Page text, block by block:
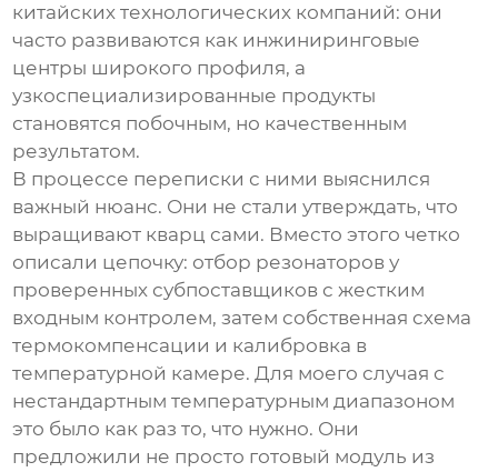
китайских технологических компаний: они
часто развиваются как инжиниринговые
центры широкого профиля, а
узкоспециализированные продукты
становятся побочным, но качественным
результатом.
В процессе переписки с ними выяснился
важный нюанс. Они не стали утверждать, что
выращивают кварц сами. Вместо этого четко
описали цепочку: отбор резонаторов у
проверенных субпоставщиков с жестким
входным контролем, затем собственная схема
термокомпенсации и калибровка в
температурной камере. Для моего случая с
нестандартным температурным диапазоном
это было как раз то, что нужно. Они
предложили не просто готовый модуль из